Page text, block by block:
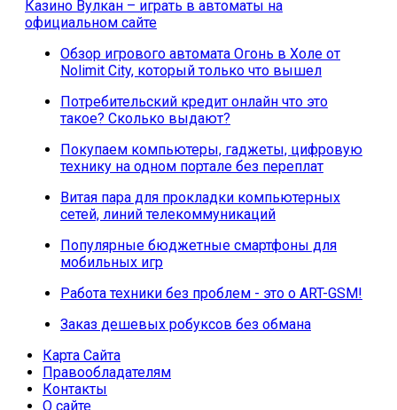
Казино Вулкан – играть в автоматы на
официальном сайте
Обзор игрового автомата Огонь в Холе от
Nolimit City, который только что вышел
Потребительский кредит онлайн что это
такое? Сколько выдают?
Покупаем компьютеры, гаджеты, цифровую
технику на одном портале без переплат
Витая пара для прокладки компьютерных
сетей, линий телекоммуникаций
Популярные бюджетные смартфоны для
мобильных игр
Работа техники без проблем - это о ART-GSM!
Заказ дешевых робуксов без обмана
Карта Сайта
Правообладателям
Контакты
О сайте